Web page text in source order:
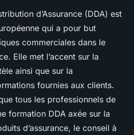
d’Assurance (DDA) est
qui a pour but
commerciales dans le
Elle met l’accent sur la
ainsi que sur la
fournies aux clients.
tous les professionnels de
formation DDA axée sur la
d’assurance, le conseil à